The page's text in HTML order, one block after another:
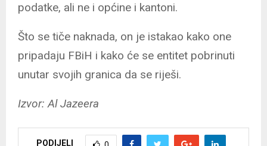
podatke, ali ne i općine i kantoni.
Što se tiče naknada, on je istakao kako one
pripadaju FBiH i kako će se entitet pobrinuti
unutar svojih granica da se riješi.
Izvor: Al Jazeera
PODIJELI